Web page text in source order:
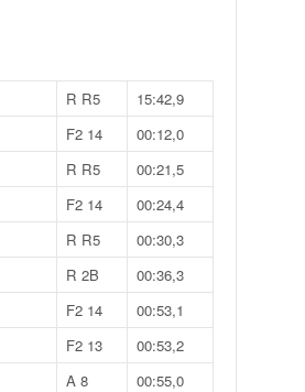
R R5
15:42,9
F2 14
00:12,0
R R5
00:21,5
F2 14
00:24,4
R R5
00:30,3
R 2B
00:36,3
F2 14
00:53,1
F2 13
00:53,2
A 8
00:55,0